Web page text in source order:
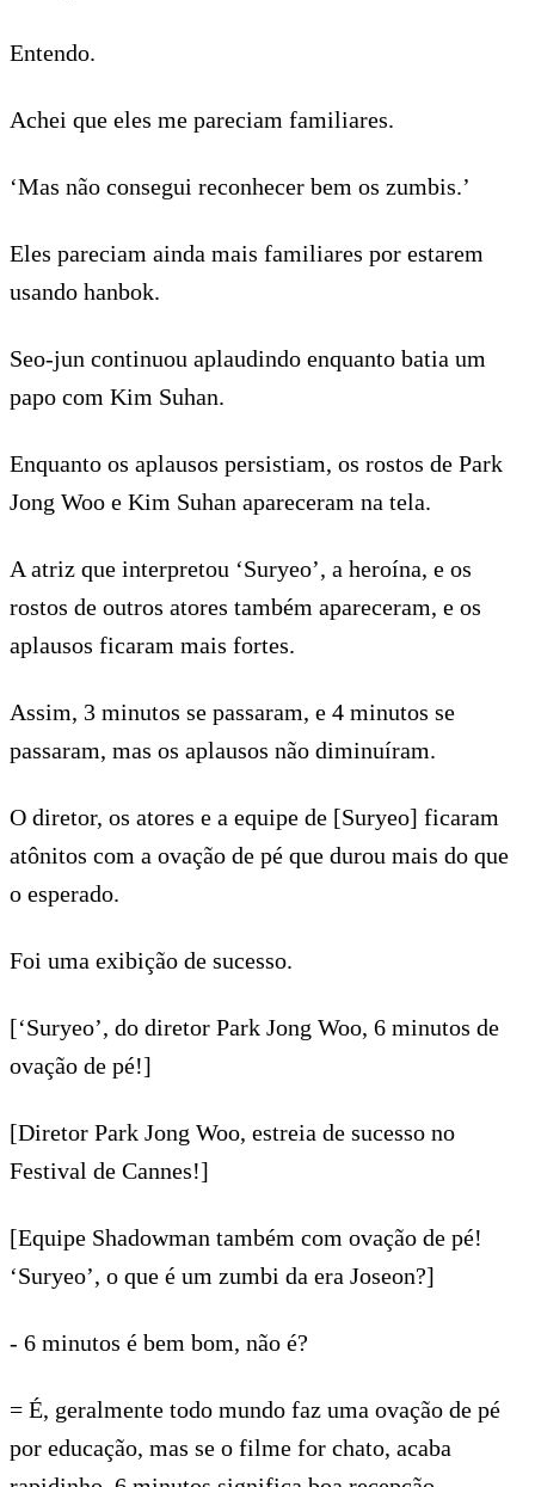
Entendo.
Achei que eles me pareciam familiares.
‘Mas não consegui reconhecer bem os zumbis.’
Eles pareciam ainda mais familiares por estarem
usando hanbok.
Seo-jun continuou aplaudindo enquanto batia um
papo com Kim Suhan.
Enquanto os aplausos persistiam, os rostos de Park
Jong Woo e Kim Suhan apareceram na tela.
A atriz que interpretou ‘Suryeo’, a heroína, e os
rostos de outros atores também apareceram, e os
aplausos ficaram mais fortes.
Assim, 3 minutos se passaram, e 4 minutos se
passaram, mas os aplausos não diminuíram.
O diretor, os atores e a equipe de [Suryeo] ficaram
atônitos com a ovação de pé que durou mais do que
o esperado.
Foi uma exibição de sucesso.
[‘Suryeo’, do diretor Park Jong Woo, 6 minutos de
ovação de pé!]
[Diretor Park Jong Woo, estreia de sucesso no
Festival de Cannes!]
[Equipe Shadowman também com ovação de pé!
‘Suryeo’, o que é um zumbi da era Joseon?]
- 6 minutos é bem bom, não é?
= É, geralmente todo mundo faz uma ovação de pé
por educação, mas se o filme for chato, acaba